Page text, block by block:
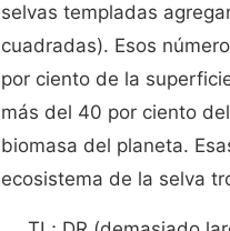
selvas templadas
cuadradas). Esos
por ciento de la
más del 40 por ciento
biomasa del planeta.
ecosistema de la selva